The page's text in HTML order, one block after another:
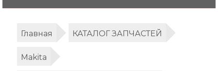
Главная КАТАЛОГ ЗАПЧАСТЕЙ
Makita